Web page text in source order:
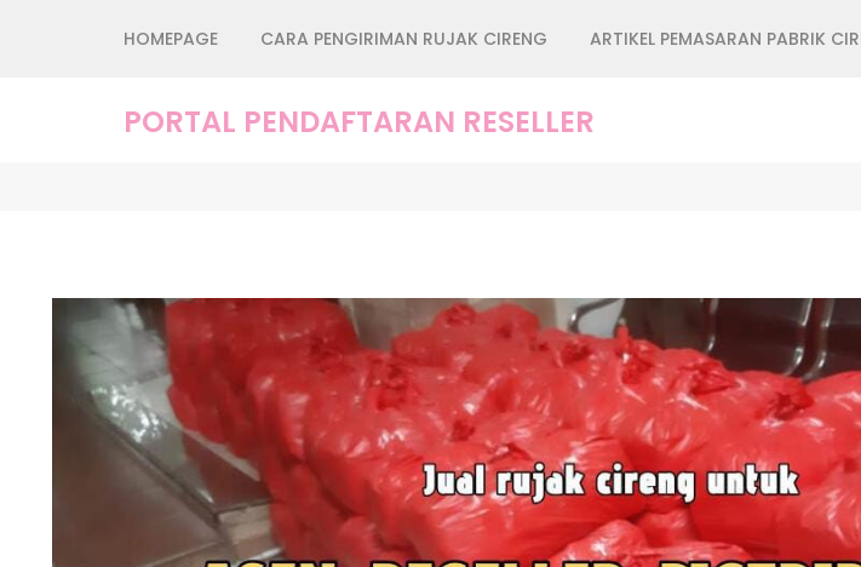
HOMEPAGE CARA PENGIRIMAN RUJAK CIRENG ARTIKEL PEMASARAN PABRIK
PORTAL PENDAFTARAN RESELLER